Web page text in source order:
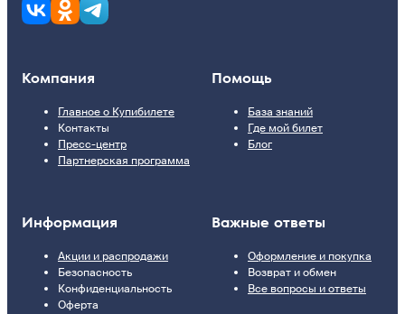
Компания
Главное о Купибилете
Контакты
Пресс-центр
Партнерская программа
Помощь
База знаний
Где мой билет
Блог
Информация
Акции и распродажи
Безопасность
Конфиденциальность
Оферта
Важные ответы
Оформление и покупка
Возврат и обмен
Все вопросы и ответы